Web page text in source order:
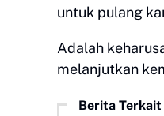
untuk pulang
Adalah
melanjutkan
Berita Terkait